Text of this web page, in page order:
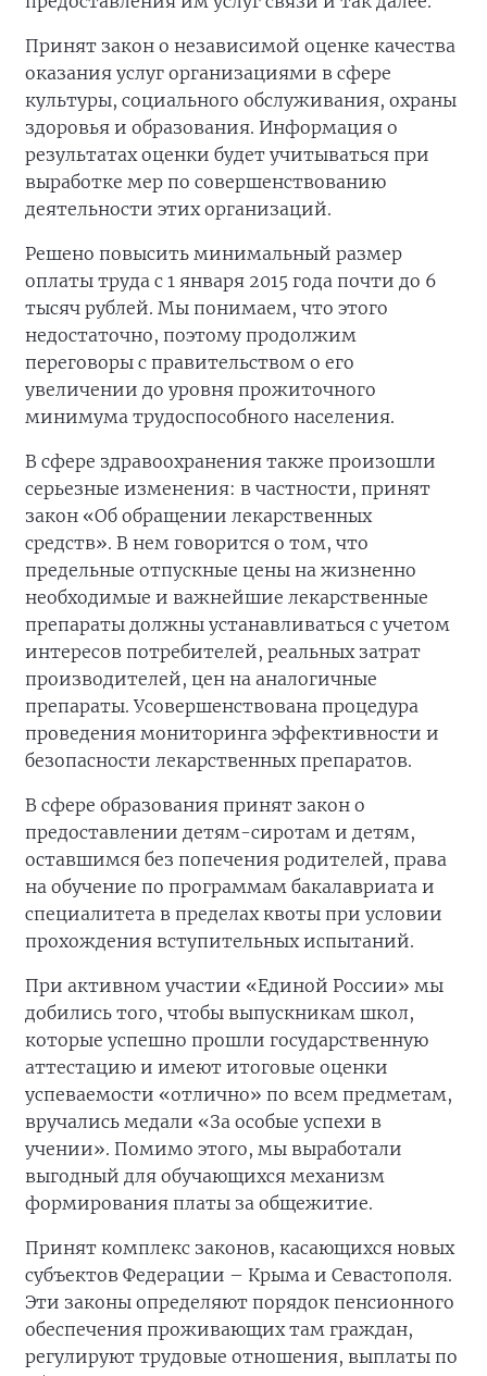
Принят закон о независимой оценке качества
оказания услуг организациями в сфере
культуры, социального обслуживания, охраны
здоровья и образования. Информация о
результатах оценки будет учитываться при
выработке мер по совершенствованию
деятельности этих организаций.
Решено повысить минимальный размер
оплаты труда с 1 января 2015 года почти до 6
тысяч рублей. Мы понимаем, что этого
недостаточно, поэтому продолжим
переговоры с правительством о его
увеличении до уровня прожиточного
минимума трудоспособного населения.
В сфере здравоохранения также произошли
серьезные изменения: в частности, принят
закон «Об обращении лекарственных
средств». В нем говорится о том, что
предельные отпускные цены на жизненно
необходимые и важнейшие лекарственные
препараты должны устанавливаться с учетом
интересов потребителей, реальных затрат
производителей, цен на аналогичные
препараты. Усовершенствована процедура
проведения мониторинга эффективности и
безопасности лекарственных препаратов.
В сфере образования принят закон о
предоставлении детям-сиротам и детям,
оставшимся без попечения родителей, права
на обучение по программам бакалавриата и
специалитета в пределах квоты при условии
прохождения вступительных испытаний.
При активном участии «Единой России» мы
добились того, чтобы выпускникам школ,
которые успешно прошли государственную
аттестацию и имеют итоговые оценки
успеваемости «отлично» по всем предметам,
вручались медали «За особые успехи в
учении». Помимо этого, мы выработали
выгодный для обучающихся механизм
формирования платы за общежитие.
Принят комплекс законов, касающихся новых
субъектов Федерации – Крыма и Севастополя.
Эти законы определяют порядок пенсионного
обеспечения проживающих там граждан,
регулируют трудовые отношения, выплаты по